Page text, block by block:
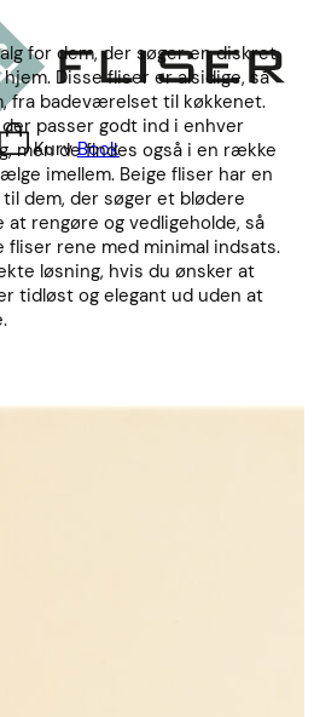
KurvBook
for dem, der søger en diskret
Disse fliser er alsidige, så
fra badeværelset til køkkenet.
passer godt ind i enhver
men de findes også i en række
imellem. Beige fliser har en
dem, der søger et blødere
at rengøre og vedligeholde, så
fliser rene med minimal indsats.
løsning, hvis du ønsker at
tidløst og elegant ud uden at